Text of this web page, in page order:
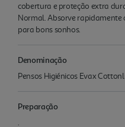
cobertura e proteção extra
Normal. Absorve
para bons sonhos.
Denominação
Pensos Higiénicos Evax
Preparação
.